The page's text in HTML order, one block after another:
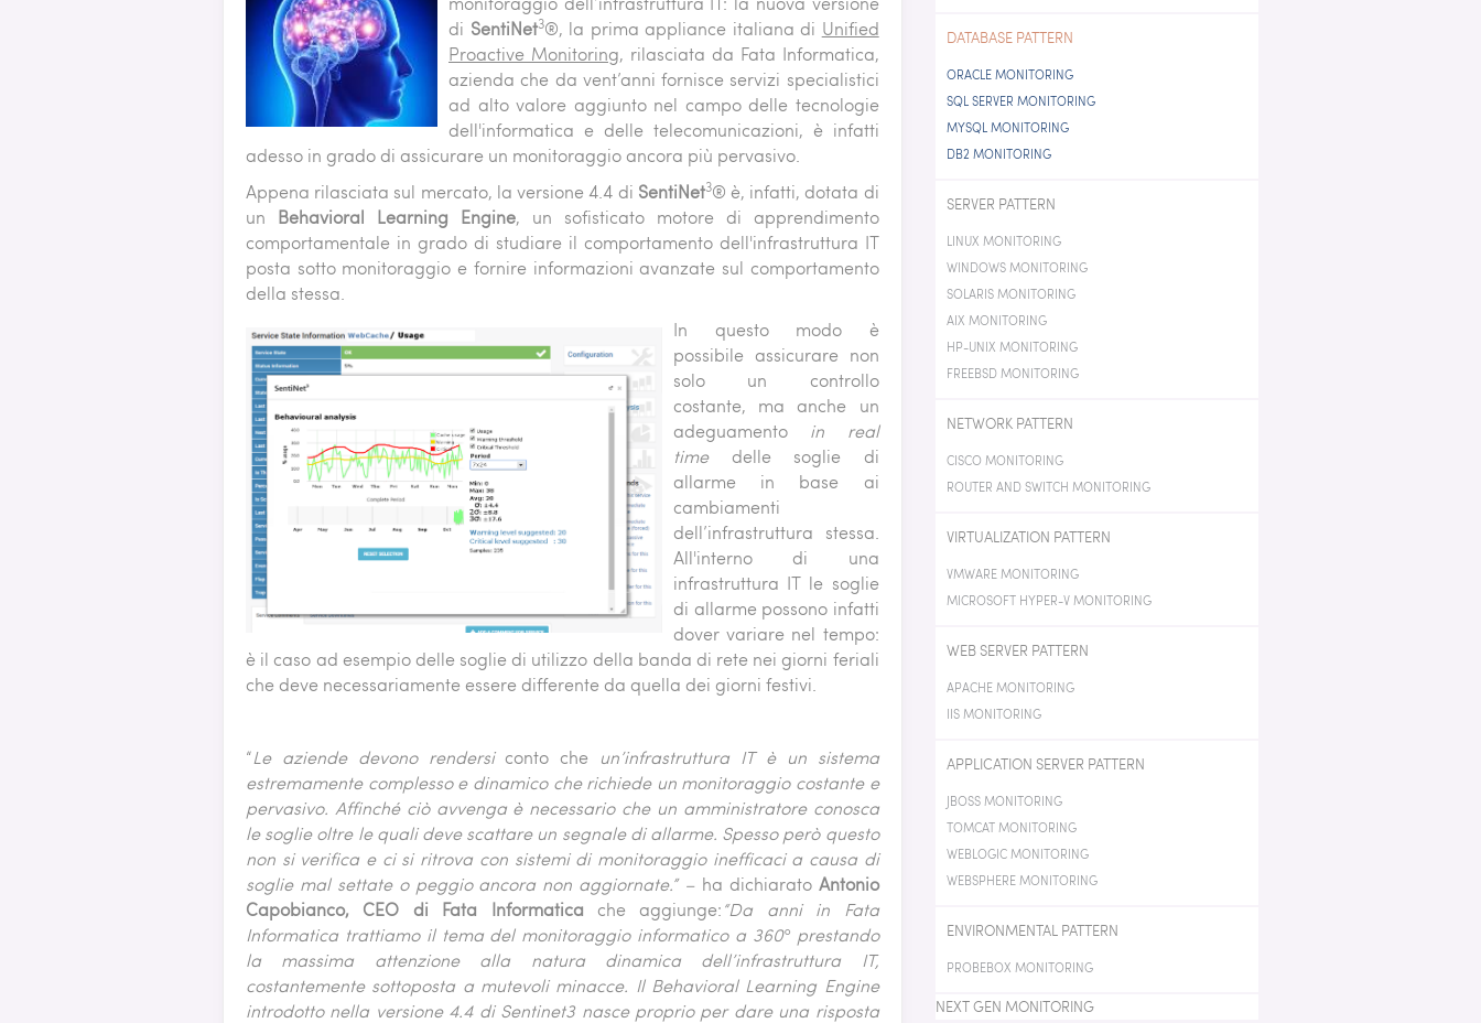
APPLICATION SERVER
PATTERN
JBOSS MONITORING
TOMCAT MONITORING
WEBLOGIC MONITORING
WEBSPHERE MONITORING
ENVIRONMENTAL PATTERN
PROBEBOX MONITORING
di SentiNet3®, la prima appliance italiana di Unified
Proactive Monitoring, rilasciata da Fata Informatica,
azienda che da vent’anni fornisce servizi specialistici
ad alto valore aggiunto nel campo delle tecnologie
dell'informatica e delle telecomunicazioni, è infatti
adesso in grado di assicurare un monitoraggio ancora più pervasivo.
Appena rilasciata sul mercato, la versione 4.4 di SentiNet3® è, infatti, dotata di
un Behavioral Learning Engine, un sofisticato motore di apprendimento
comportamentale in grado di studiare il comportamento dell'infrastruttura IT
posta sotto monitoraggio e fornire informazioni avanzate sul comportamento
della stessa.
In questo modo è
possibile assicurare non
solo un controllo
costante, ma anche un
adeguamento in real
timedelle soglie di
allarme in base ai
cambiamenti
dell’infrastruttura stessa.
All'interno di una
infrastruttura IT le soglie
di allarme possono infatti
dover variare nel tempo:
è il caso ad esempio delle soglie di utilizzo della banda di rete nei giorni feriali
che deve necessariamente essere differente da quella dei giorni festivi.
“Le aziende devono rendersiconto che un’infrastruttura IT è un sistema
estremamente complesso e dinamico che richiede un monitoraggio costante e
pervasivo. Affinché ciò avvenga è necessario che un amministratore conosca
le soglie oltre le quali deve scattare un segnale di allarme. Spesso però questo
non si verifica e ci si ritrova con sistemi di monitoraggio inefficaci a causa di
soglie mal settate o peggio ancora non aggiornate.” – ha dichiarato Antonio
Capobianco, CEO di Fata Informatica che aggiunge:“Da anni in Fata
Informatica trattiamo il tema del monitoraggio informatico a 360° prestando
la massima attenzione alla natura dinamica dell’infrastruttura IT,
costantemente sottoposta a mutevoli minacce. Il Behavioral Learning Engine
introdotto nella versione 4.4 di Sentinet3 nasce proprio per dare una risposta
DATABASE PATTERN
ORACLE MONITORING
SQL SERVER MONITORING
MYSQL MONITORING
DB2 MONITORING
SERVER PATTERN
LINUX MONITORING
WINDOWS MONITORING
SOLARIS MONITORING
AIX MONITORING
HP-UNIX MONITORING
FREEBSD MONITORING
NETWORK PATTERN
CISCO MONITORING
ROUTER AND SWITCH MONITORING
VIRTUALIZATION PATTERN
VMWARE MONITORING
MICROSOFT HYPER-V MONITORING
WEB SERVER PATTERN
APACHE MONITORING
IIS MONITORING
APPLICATION SERVER PATTERN
JBOSS MONITORING
TOMCAT MONITORING
WEBLOGIC MONITORING
WEBSPHERE MONITORING
ENVIRONMENTAL PATTERN
PROBEBOX MONITORING
NEXT GEN MONITORING